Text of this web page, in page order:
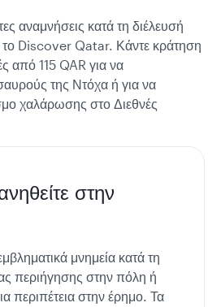
αναμνήσεις κατά τη διέλευσή
Discover Qatar. Κάντε κράτηση
από 115 QAR για να
της Ντόχα ή για να
χαλάρωσης στο Διεθνές
στην
μνημεία κατά τη
περιήγησης στην πόλη ή
περιπέτεια στην έρημο. Τα